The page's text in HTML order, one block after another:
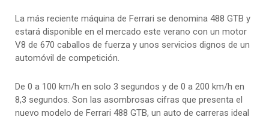
La más reciente máquina de Ferrari se denomina 488 GTB y
estará disponible en el mercado este verano con un motor
V8 de 670 caballos de fuerza y unos servicios dignos de un
automóvil de competición.
De 0 a 100 km/h en solo 3 segundos y de 0 a 200 km/h en
8,3 segundos. Son las asombrosas cifras que presenta el
nuevo modelo de Ferrari 488 GTB, un auto de carreras ideal